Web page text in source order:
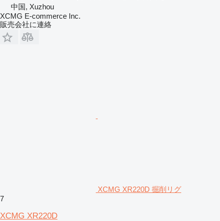
中国, Xuzhou
XCMG E-commerce Inc.
販売会社に連絡
XCMG XR220D 掘削リグ
7
XCMG XR220D